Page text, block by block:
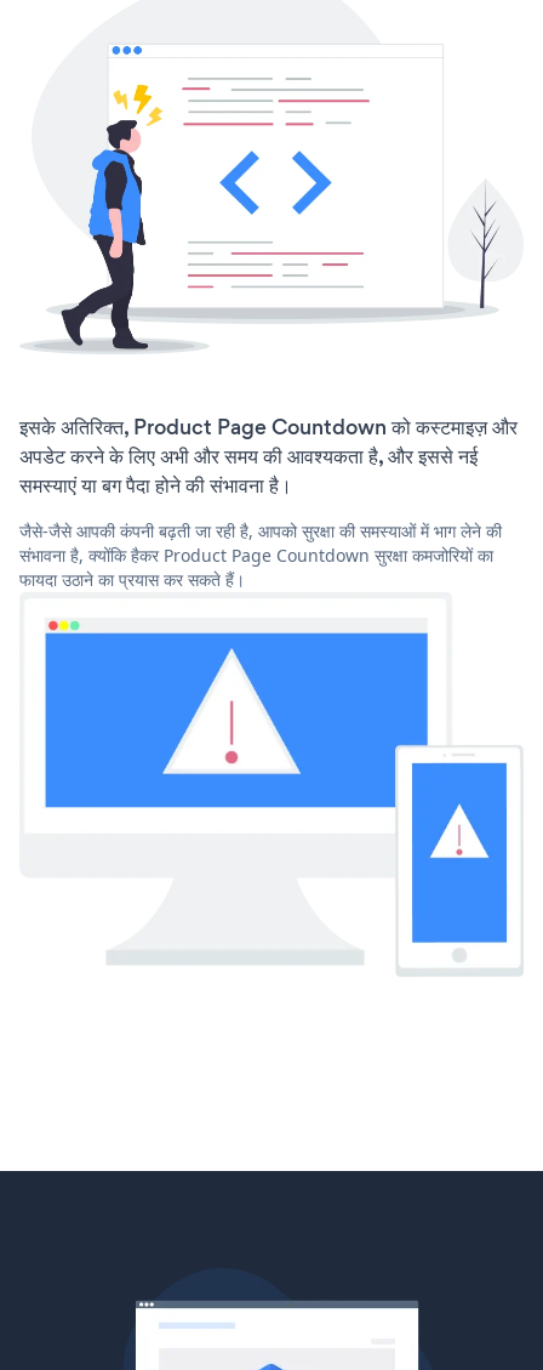
इसके अतिरिक्त, Product Page Countdown को कस्टमाइज़ और
अपडेट करने के लिए अभी और समय की आवश्यकता है, और इससे नई
समस्याएं या बग पैदा होने की संभावना है।
जैसे-जैसे आपकी कंपनी बढ़ती जा रही है, आपको सुरक्षा की समस्याओं में भाग लेने की
संभावना है, क्योंकि हैकर Product Page Countdown सुरक्षा कमजोरियों का
फायदा उठाने का प्रयास कर सकते हैं।